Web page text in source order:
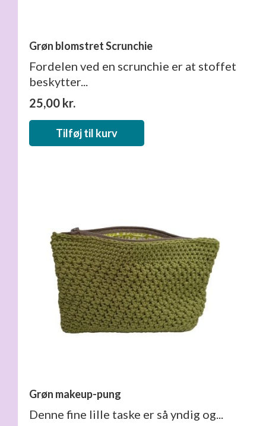
Grøn blomstret Scrunchie
Fordelen ved en scrunchie er at stoffet
beskytter...
25,00 kr.
Tilføj til kurv
Grøn makeup-pung
Denne fine lille taske er så yndig og...